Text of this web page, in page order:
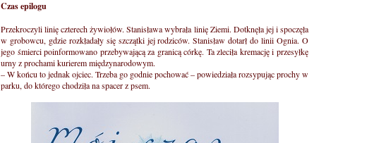
Czas epilogu
Przekroczyli linię czterech żywiołów. Stanisława wybrała linię Ziemi. Dotknęła jej i spoczęła
w grobowcu, gdzie rozkładały się szczątki jej rodziców. Stanisław dotarł do linii Ognia. O
jego śmierci poinformowano przebywającą za granicą córkę. Ta zleciła kremację i przesyłkę
urny z prochami kurierem międzynarodowym.
– W końcu to jednak ojciec. Trzeba go godnie pochować – powiedziała rozsypując prochy w
parku, do którego chodziła na spacer z psem.